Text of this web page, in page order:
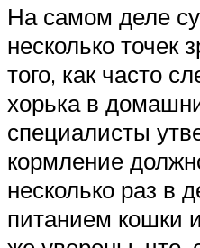
На самом деле
несколько точек
того, как часто
хорька в
специалисты
кормление
несколько раз в
питанием кошки